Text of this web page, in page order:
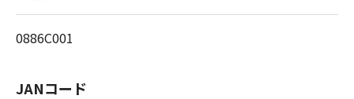
0886C001
JANコード